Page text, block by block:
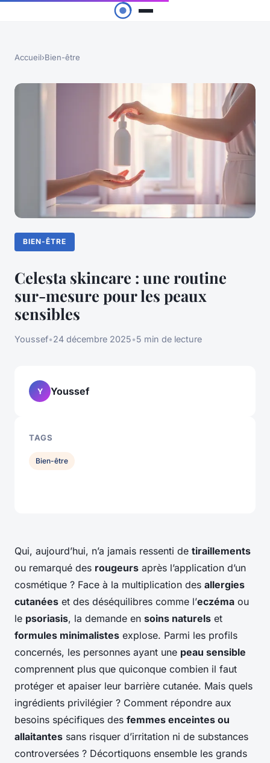
Accueil›Bien-être
BIEN-ÊTRE
Celesta skincare : une routine
sur-mesure pour les peaux
sensibles
Youssef•24 décembre 2025•5 min de lecture
Qui, aujourd’hui, n’a jamais ressenti de tiraillements
ou remarqué des rougeurs après l’application d’un
cosmétique ? Face à la multiplication des allergies
cutanées et des déséquilibres comme l’eczéma ou
le psoriasis, la demande en soins naturels et
formules minimalistes explose. Parmi les profils
concernés, les personnes ayant une peau sensible
comprennent plus que quiconque combien il faut
protéger et apaiser leur barrière cutanée. Mais quels
ingrédients privilégier ? Comment répondre aux
besoins spécifiques des femmes enceintes ou
allaitantes sans risquer d’irritation ni de substances
controversées ? Décortiquons ensemble les grands
Y Youssef
TAGS
Bien-être